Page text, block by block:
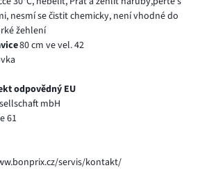
nesmí se čistit chemicky, není vhodné do
žehlení
80 cm ve vel. 42
odpovědný EU
mbH
61
servis/kontakt/